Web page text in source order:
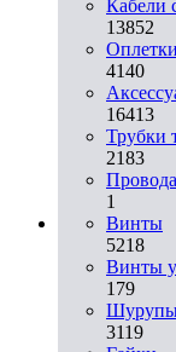
Кабели
13852
4140
16413
Трубки
2183
1
Винты
5218
Винты
179
3119